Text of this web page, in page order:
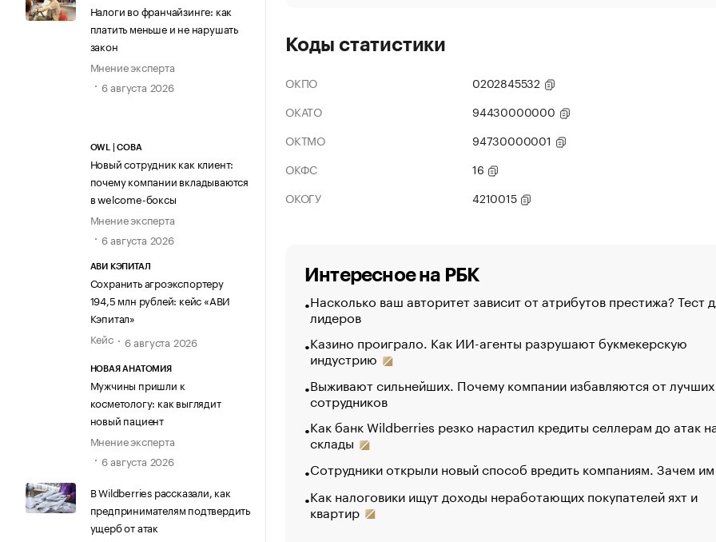
Налоги во франчайзинге: как
платить меньше и не нарушать
закон
Мнение эксперта
6 августа 2026
OWL | СОВА
Новый сотрудник как клиент:
почему компании вкладываются
в welcome-боксы
Мнение эксперта
6 августа 2026
АВИ КЭПИТАЛ
Сохранить агроэкспортеру
194,5 млн рублей: кейс «АВИ
Кэпитал»
Кейс
6 августа 2026
НОВАЯ АНАТОМИЯ
Мужчины пришли к
косметологу: как выглядит
новый пациент
Мнение эксперта
6 августа 2026
В Wildberries рассказали, как
предпринимателям подтвердить
ущерб от атак
Коды статистики
ОКПО
0202845532
ОКАТО
94430000000
ОКТМО
94730000001
ОКФС
16
ОКОГУ
4210015
Интересное на РБК
Насколько ваш авторитет зависит от атрибутов престижа? Тест
лидеров
Казино проиграло. Как ИИ-агенты разрушают букмекерскую
индустрию
Выживают сильнейших. Почему компании избавляются от лучших
сотрудников
Как банк Wildberries резко нарастил кредиты селлерам до атак
склады
Сотрудники открыли новый способ вредить компаниям. Зачем
Как налоговики ищут доходы неработающих покупателей яхт и
квартир